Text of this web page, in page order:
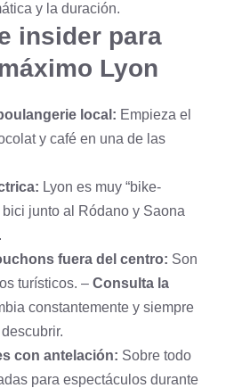
y la duración.
insider para
Lyon
local: Empieza el
y café en una de las
Lyon es muy “bike-
junto al Ródano y Saona
fuera del centro: Son
turísticos. – Consulta la
constantemente y siempre
con antelación: Sobre todo
para espectáculos durante